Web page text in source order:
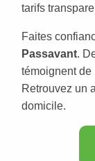
tarifs
Faites
Passavant.
témoignent de
Retrouvez un
domicile.